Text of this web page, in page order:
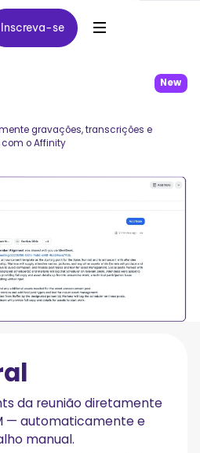
Inscreva-se
se
gravações, transcrições e
o Affinity
New
da reunião diretamente
— automaticamente e
manual.